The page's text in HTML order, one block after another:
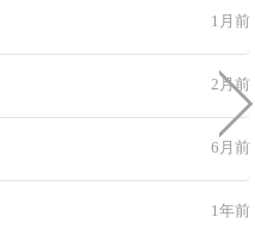
1月前
2月前
6月前
1年前